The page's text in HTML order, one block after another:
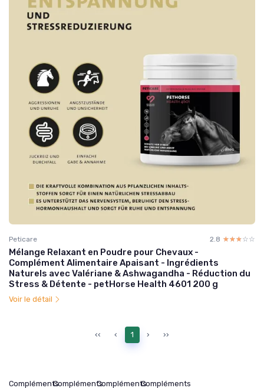
Peticare 2.8 ☆☆☆☆☆
★★★★★
Mélange Relaxant en Poudre pour Chevaux -
Complément Alimentaire Apaisant - Ingrédients
Naturels avec Valériane & Ashwagandha - Réduction du
Stress & Détente - petHorse Health 4601 200 g
Voir le détail
‹‹ ‹ 1 › ››
ComplémentsComplémentsComplémentsCompléments